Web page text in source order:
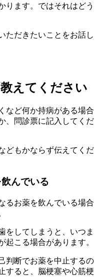
ります。ではそれはどう
ただきたいことをお話し
えてください
など何か持病がある場合
、問診票に記入してくだ
どもかならず伝えてくだ
んでいる
るお薬を飲んでいる場合
をしてしまうと、いつま
起こる場合があります。
判断でお薬を中止するの
すると、脳梗塞や心筋梗